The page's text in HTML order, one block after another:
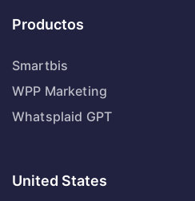
Productos
Smartbis
WPP Marketing
Whatsplaid GPT
United States